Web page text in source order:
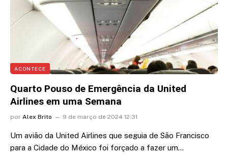
ACONTECE
Quarto Pouso de Emergência da United
Airlines em uma Semana
por Alex Brito 9 de março de 2024 12:31
Um avião da United Airlines que seguia de São Francisco
para a Cidade do México foi forçado a fazer um…